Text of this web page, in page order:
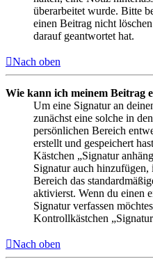
überarbeitet wurde. Bitte
einen Beitrag nicht
darauf geantwortet hat.
Nach oben
Wie kann ich meinem Beitrag
Um eine Signatur an
zunächst eine solche in
persönlichen Bereich
erstellt und gespeichert
Kästchen „Signatur
Signatur auch
Bereich das
aktivierst. Wenn du einen
Signatur verfassen
Kontrollkästchen
Nach oben